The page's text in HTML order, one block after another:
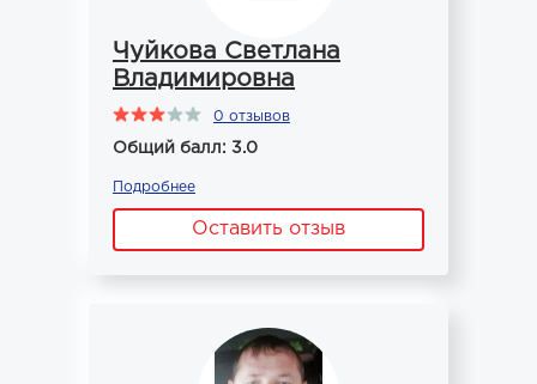
Чуйкова Светлана
Владимировна
0 отзывов
Общий балл: 3.0
Подробнее
Оставить отзыв